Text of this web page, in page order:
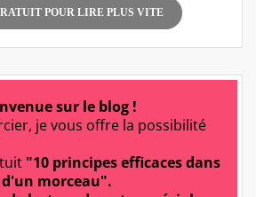
POUR LIRE PLUS VITE